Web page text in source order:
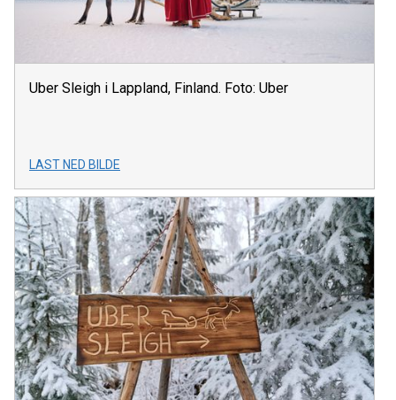
Uber Sleigh i Lappland, Finland. Foto: Uber
LAST NED BILDE